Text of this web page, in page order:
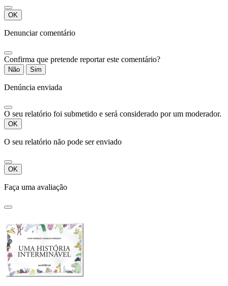
OK
Denunciar comentário
Confirma que pretende reportar este comentário?
Não Sim
Denúncia enviada
O seu relatório foi submetido e será considerado por um moderador.
OK
O seu relatório não pode ser enviado
OK
Faça uma avaliação